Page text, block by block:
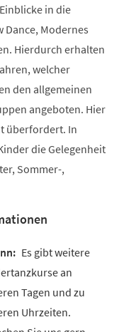
in die
Dance, Modernes
Hierdurch erhalten
welcher
den allgemeinen
angeboten. Hier
überfordert. In
die Gelegenheit
Sommer-,
Es gibt weitere
an
Tagen und zu
Uhrzeiten.